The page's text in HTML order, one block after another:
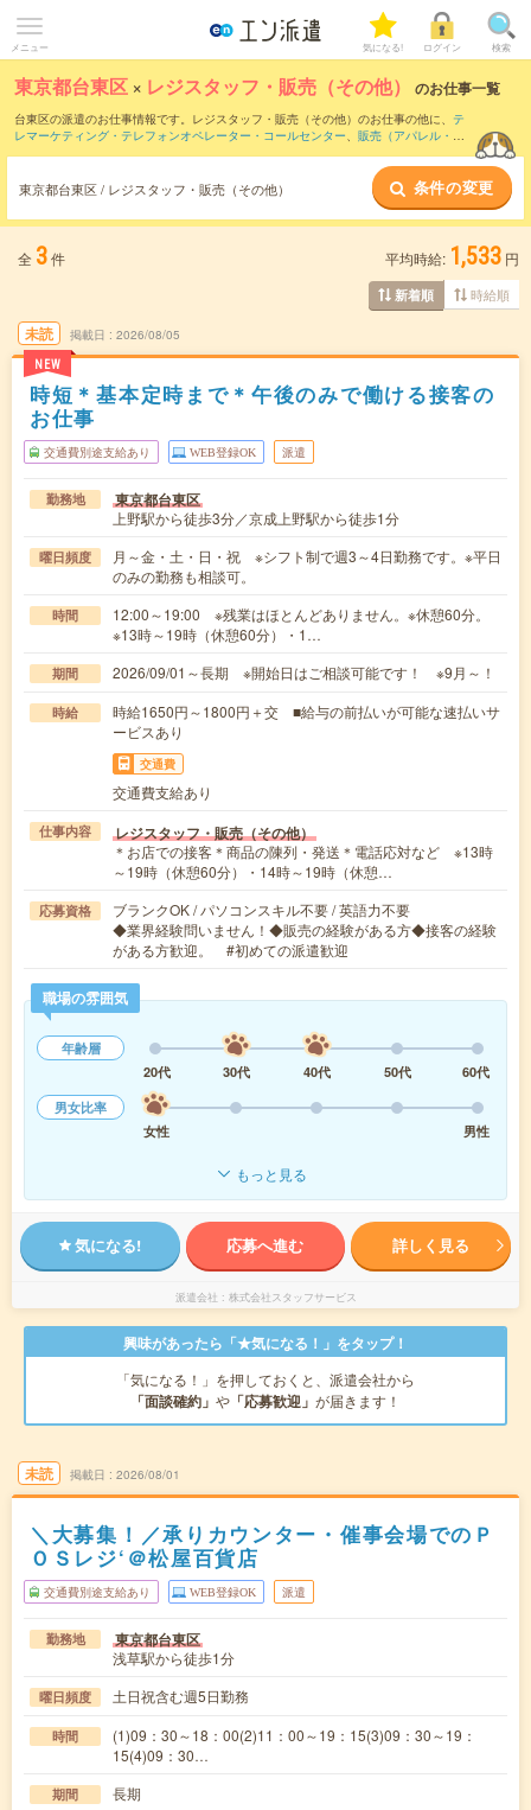
メニュー 気になる! ログイン 検索
東京都台東区 × レジスタッフ・販売（その他） のお仕事一覧
台東区の派遣のお仕事情報です。レジスタッフ・販売（その他）のお仕事の他に、 テ
レマーケティング・テレフォンオペレーター・コールセンター、 販売（アパレル・フ
などのこだわり条件で絞り込ん
でいただけます。職種辞典：レジスタッフ・販売（その他）のお仕事とは？とは？
東京都台東区 / レジスタッフ・販売（その他） 条件の変更
全 3件 平均時給: 1,533 円
新着順 時給順
未読
NEW
掲載日 2026/08/05
時短＊基本定時まで＊午後のみで働ける接客の
お仕事
交通費別途支給あり WEB登録OK 派遣
勤務地 東京都台東区
上野駅から徒歩3分／京成上野駅から徒歩1分
曜日頻度
月～金・土・日・祝 ※シフト制で週3～4日勤務です。※平日
のみの勤務も相談可。
時間
12:00～19:00 ※残業はほとんどありません。※休憩60分。
※13時～19時（休憩60分）・1…
期間 2026/09/01～長期 ※開始日はご相談可能です！ ※9月～！
時給
時給1650円～1800円＋交 ■給与の前払いが可能な速払いサ
ービスあり
交通費
交通費支給あり
仕事内容 レジスタッフ・販売（その他）
＊お店での接客＊商品の陳列・発送＊電話応対など ※13時
～19時（休憩60分）・14時～19時（休憩…
応募資格
ブランクOK / パソコンスキル不要 / 英語力不要
◆業界経験問いません！◆販売の経験がある方◆接客の経験
がある方歓迎。 #初めての派遣歓迎
職場の雰囲気
年齢層
20代
30代 40代 50代
60代
男女比率
女性
男性
もっと見る
気になる! 応募へ進む 詳しく見る
派遣会社 株式会社スタッフサービス
興味があったら「★気になる！」をタップ！
「気になる！」を押しておくと、派遣会社から
「面談確約」 や 「応募歓迎」 が届きます！
未読 掲載日 2026/08/01
＼大募集！／承りカウンター・催事会場でのＰ
ＯＳレジ‘＠松屋百貨店
交通費別途支給あり WEB登録OK 派遣
勤務地 東京都台東区
浅草駅から徒歩1分
曜日頻度 土日祝含む週5日勤務
時間
(1)09：30～18：00(2)11：00～19：15(3)09：30～19：
15(4)09：30…
期間 長期